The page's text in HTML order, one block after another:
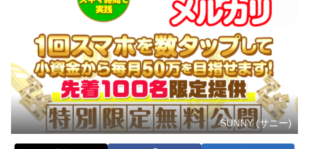
SUNNY (サニー)